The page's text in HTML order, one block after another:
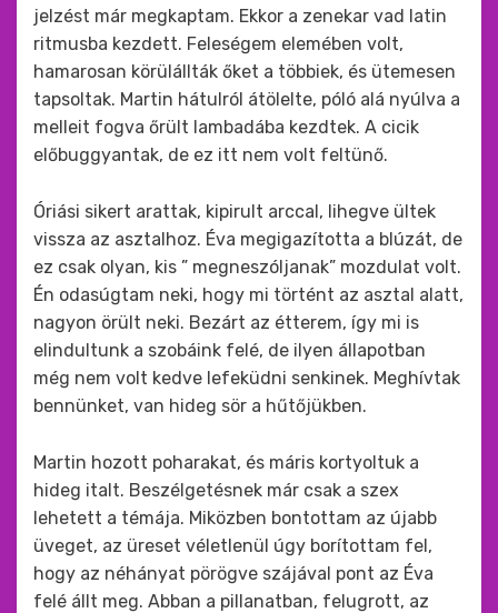
jelzést már megkaptam. Ekkor a zenekar vad latin
ritmusba kezdett. Feleségem elemében volt,
hamarosan körülállták őket a többiek, és ütemesen
tapsoltak. Martin hátulról átölelte, póló alá nyúlva a
melleit fogva őrült lambadába kezdtek. A cicik
előbuggyantak, de ez itt nem volt feltünő.
Óriási sikert arattak, kipirult arccal, lihegve ültek
vissza az asztalhoz. Éva megigazította a blúzát, de
ez csak olyan, kis ” megneszóljanak” mozdulat volt.
Én odasúgtam neki, hogy mi történt az asztal alatt,
nagyon örült neki. Bezárt az étterem, így mi is
elindultunk a szobáink felé, de ilyen állapotban
még nem volt kedve lefeküdni senkinek. Meghívtak
bennünket, van hideg sör a hűtőjükben.
Martin hozott poharakat, és máris kortyoltuk a
hideg italt. Beszélgetésnek már csak a szex
lehetett a témája. Miközben bontottam az újabb
üveget, az üreset véletlenül úgy borítottam fel,
hogy az néhányat pörögve szájával pont az Éva
felé állt meg. Abban a pillanatban, felugrott, az